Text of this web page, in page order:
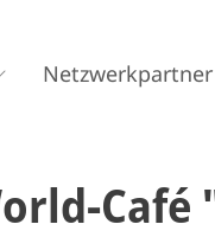
Netzwerkpartner